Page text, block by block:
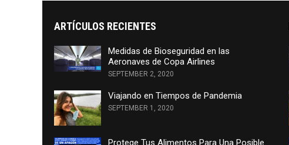
ARTÍCULOS RECIENTES
Medidas de Bioseguridad en las
Aeronaves de Copa Airlines
SEPTEMBER 2, 2020
Viajando en Tiempos de Pandemia
SEPTEMBER 1, 2020
Protege Tus Alimentos Para Una Posible